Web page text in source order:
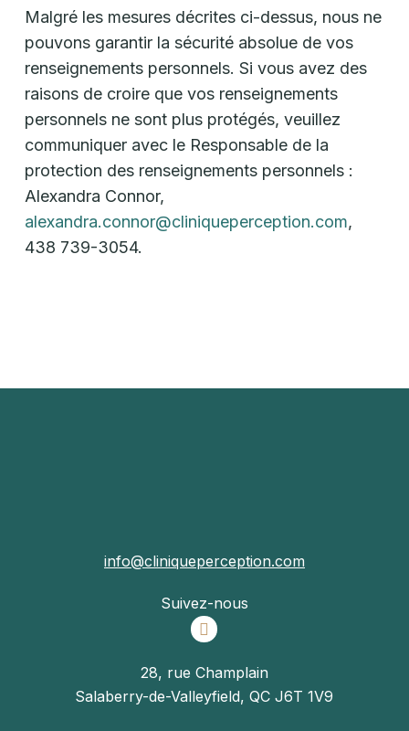
Malgré les mesures décrites ci-dessus, nous ne
pouvons garantir la sécurité absolue de vos
renseignements personnels. Si vous avez des
raisons de croire que vos renseignements
personnels ne sont plus protégés, veuillez
communiquer avec le Responsable de la
protection des renseignements personnels :
Alexandra Connor,
alexandra.connor@cliniqueperception.com,
438 739-3054.
info@cliniqueperception.com
Suivez-nous
28, rue Champlain
Salaberry-de-Valleyfield, QC J6T 1V9